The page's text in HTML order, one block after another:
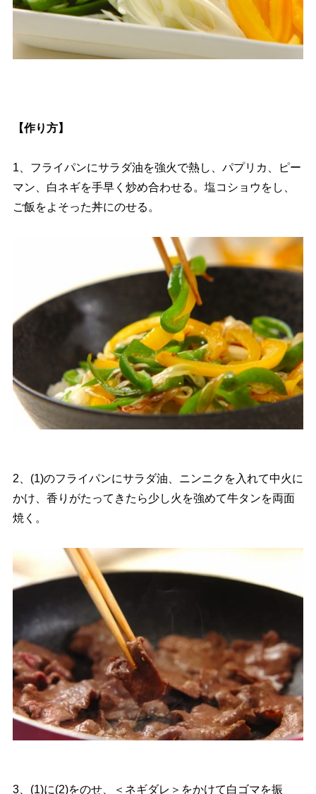
【作り方】
1、フライパンにサラダ油を強火で熱し、パプリカ、ピー
マン、白ネギを手早く炒め合わせる。塩コショウをし、
ご飯をよそった丼にのせる。
2、(1)のフライパンにサラダ油、ニンニクを入れて中火に
かけ、香りがたってきたら少し火を強めて牛タンを両面
焼く。
3、(1)に(2)をのせ、＜ネギダレ＞をかけて白ゴマを振